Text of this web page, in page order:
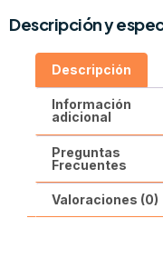
Descripción y
Descripción
Información
adicional
Preguntas
Frecuentes
Valoraciones (0)